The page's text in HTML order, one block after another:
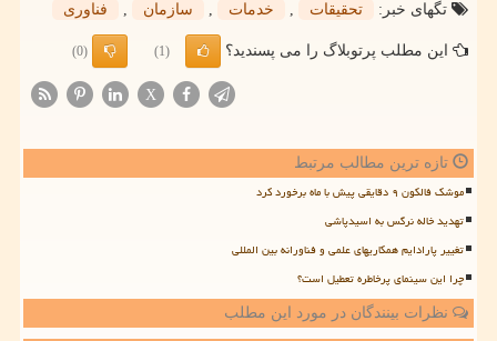
تگهای خبر:
تحقیقات , خدمات , سازمان , فناوری
این مطلب پرتوبلاگ را می پسندید؟ (1)
(0)
X
تازه ترین مطالب مرتبط
موشک فالکون ۹ دقایقی پیش با ماه برخورد کرد
تهدید خاله نرگس به اسیدپاشی
تغییر پارادایم همکاریهای علمی و فناورانه بین المللی
چرا این سینمای پرخاطره تعطیل است؟
نظرات بینندگان در مورد این مطلب